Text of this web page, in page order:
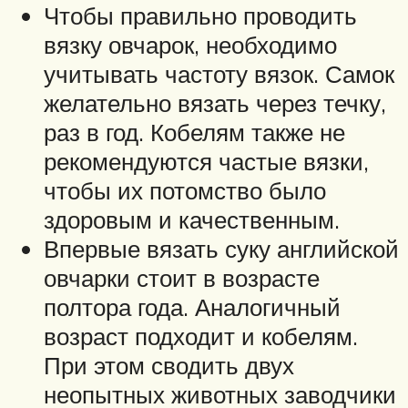
Чтобы правильно проводить
вязку овчарок, необходимо
учитывать частоту вязок. Самок
желательно вязать через течку,
раз в год. Кобелям также не
рекомендуются частые вязки,
чтобы их потомство было
здоровым и качественным.
Впервые вязать суку английской
овчарки стоит в возрасте
полтора года. Аналогичный
возраст подходит и кобелям.
При этом сводить двух
неопытных животных заводчики